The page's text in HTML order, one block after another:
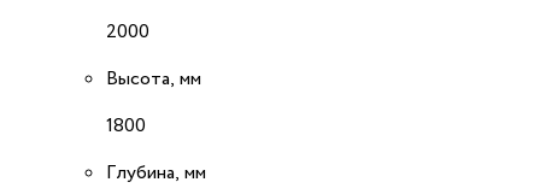
2000
Высота, мм
1800
Глубина, мм